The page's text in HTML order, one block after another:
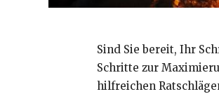
Sind Sie bereit, Ihr
Schritte zur
hilfreichen